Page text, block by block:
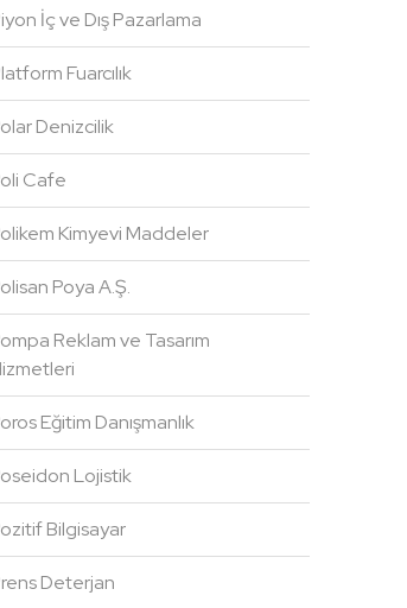
İç ve Dış Pazarlama
Fuarcılık
Denizcilik
Cafe
Kimyevi Maddeler
Poya A.Ş.
Reklam ve Tasarım
Eğitim Danışmanlık
Lojistik
Bilgisayar
Deterjan